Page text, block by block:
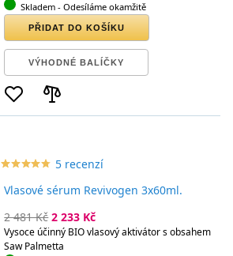
Skladem - Odesíláme okamžitě
PŘIDAT DO KOŠÍKU
VÝHODNÉ BALÍČKY
star_borderstar_borderstar_borderstar_borderstar_border
starstarstarstarstar 5 recenzí
Vlasové sérum Revivogen 3x60ml.
2 481 Kč 2 233 Kč
Vysoce účinný BIO vlasový aktivátor s obsahem
Saw Palmetta